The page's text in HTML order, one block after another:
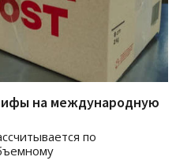
на международную
по